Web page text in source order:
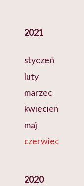
2021
styczeń
luty
marzec
kwiecień
maj
czerwiec
2020